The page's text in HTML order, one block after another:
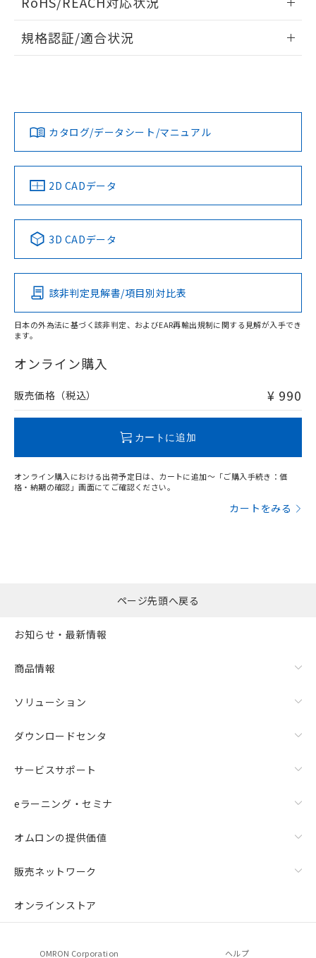
ドすることができます。
ログイン/会員登録
ダウンロードデータをご利用いただく前に、以下を必ずお読
みください。
ソフトウェアの使用条件
EU RoHS 注意事項・凡例
対応済み
中国 RoHS 注意事項・凡例
Pb Hg Cd Cr(VI)
O
在庫等で未対応品が混在する可能性があります。
問い合わせください。
規格認証/適合状況
LR型式承認
（イギリス
船舶規格）
DNV型式承認
（ノルウェー
BV型式承認
（フランス
KR型式
（韓国
No No No No
この製品の規格認証/適合状況ページへ
その他の認証はこちらのページからご検索ください
カタログ/データシート/マニュアル
2D CADデータ
3D CADデータ
該非判定見解書/項目別対比表
日本の外為法に基づく該非判定、およびEAR再輸出規制に関する見解が入手でき
ます。
オンライン購入
販売価格（税込） ¥ 990
カートに追加
オンライン購入における出荷予定日は、カートに追加～「ご購入手続き：価
格・納期の確認」画面にてご確認ください。
カートをみる
また、RoHS指令のフタル酸エステル類４
物質の対応では、対応完了までの期間は出
荷製品に未対応品が混在することから備考
欄に対応日を記載しておりました。
ページ先頭へ戻る
お知らせ・最新情報
商品情報
ソリューション
ダウンロードセンタ
サービスサポート
eラーニング・セミナ
オムロンの提供価値
販売ネットワーク
オンラインストア
OMRON Corporation ヘルプ